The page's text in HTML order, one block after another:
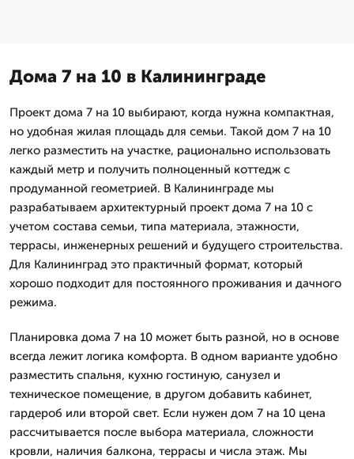
Дома 7 на 10 в Калининграде
Проект дома 7 на 10 выбирают, когда нужна компактная,
но удобная жилая площадь для семьи. Такой дом 7 на 10
легко разместить на участке, рационально использовать
каждый метр и получить полноценный коттедж с
продуманной геометрией. В Калининграде мы
разрабатываем архитектурный проект дома 7 на 10 с
учетом состава семьи, типа материала, этажности,
террасы, инженерных решений и будущего строительства.
Для Калининград это практичный формат, который
хорошо подходит для постоянного проживания и дачного
режима.
Планировка дома 7 на 10 может быть разной, но в основе
всегда лежит логика комфорта. В одном варианте удобно
разместить спальня, кухню гостиную, санузел и
техническое помещение, в другом добавить кабинет,
гардероб или второй свет. Если нужен дом 7 на 10 цена
рассчитывается после выбора материала, сложности
кровли, наличия балкона, террасы и числа этаж. Мы